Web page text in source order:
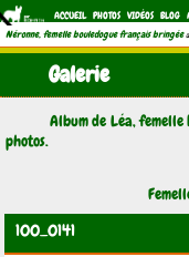
ACCUEIL PHOTOS VIDÉOS BLOG
Néronne, femelle bouledogue français bringée
Galerie
Album de Léa,
photos.
100_0141